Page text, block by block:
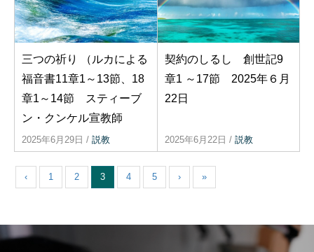
三つの祈り （ルカによる
福音書11章1～13節、18
章1～14節 スティーブ
ン・クンケル宣教師
2025年6月29日 / 説教
契約のしるし 創世記9
章1 ～17節 2025年６月
22日
2025年6月22日 / 説教
‹ 1 2 3 4 5 › »